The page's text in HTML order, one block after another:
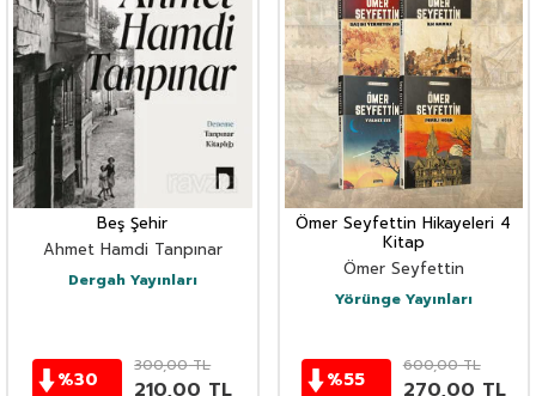
Beş Şehir
Ahmet Hamdi Tanpınar
Dergah Yayınları
%30
300,00TL
Ömer Seyfettin Hikayeleri 4
Kitap
Ömer Seyfettin
Yörünge Yayınları
%55
600,00TL